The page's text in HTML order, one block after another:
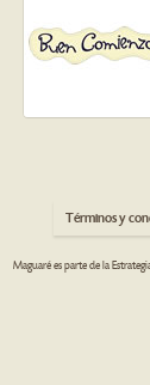
Términos y
Maguaré es parte de la